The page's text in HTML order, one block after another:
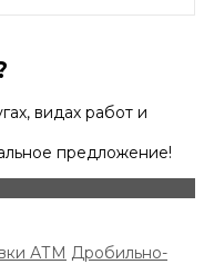
видах работ и
предложение!
АТМ Дробильно-